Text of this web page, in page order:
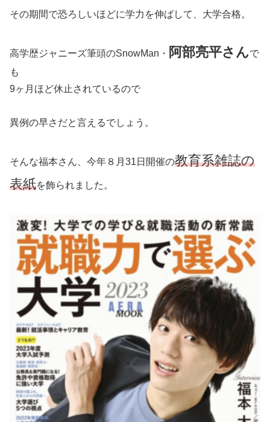
その期間で恐ろしいほどに学力を伸ばして、大学合格。
高学歴ジャニーズ筆頭のSnowMan・ 阿部亮平さんで
も
9ヶ月ほど休止されているので
異例の早さだと言えるでしょう。
そんな福本さん、今年８月31日開催の教育系雑誌の
表紙を飾られました。